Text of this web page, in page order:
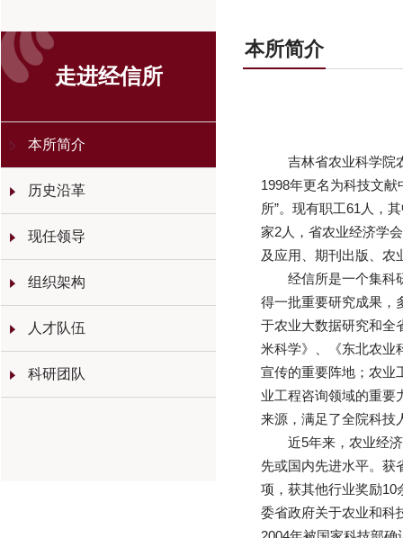
走进经信所
本所简介
历史沿革
现任领导
组织架构
人才队伍
科研团队
本所简介
吉林省农业科学院
1998年更名为科技文
所”。现有职工61人，
家2人，省农业经济学
及应用、期刊出版、农
经信所是一个集科
得一批重要研究成果，
于农业大数据研究和全
米科学》、《东北农业
宣传的重要阵地；农业
业工程咨询领域的重要
来源，满足了全院科技
近5年来，农业经
先或国内先进水平。获
项，获其他行业奖励10
委省政府关于农业和科